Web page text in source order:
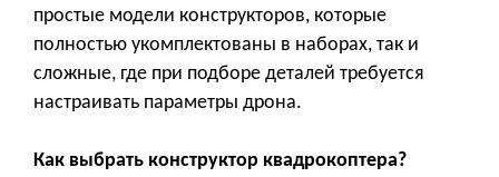
простые модели конструкторов, которые
полностью укомплектованы в наборах, так и
сложные, где при подборе деталей требуется
настраивать параметры дрона.
Как выбрать конструктор квадрокоптера?